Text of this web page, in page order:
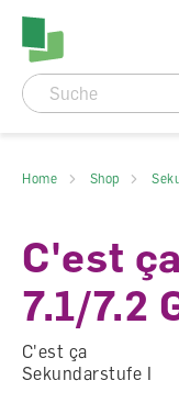
Seitenanfang
Direkt
Hauptnavigation
Direkt
zum
Hauptinhalt
Direkt
zum
Direkt
Home Shop
C'est
7.1/7.2
C'est ça
Sekundarstufe I